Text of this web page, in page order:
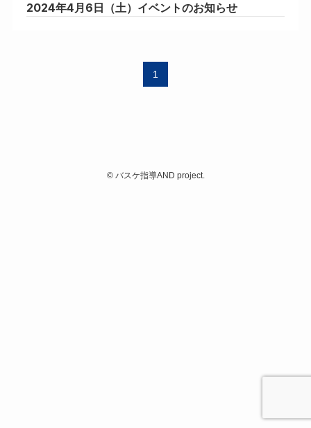
2024年4月6日（土）イベントのお知らせ
1
©バスケ指導AND project.